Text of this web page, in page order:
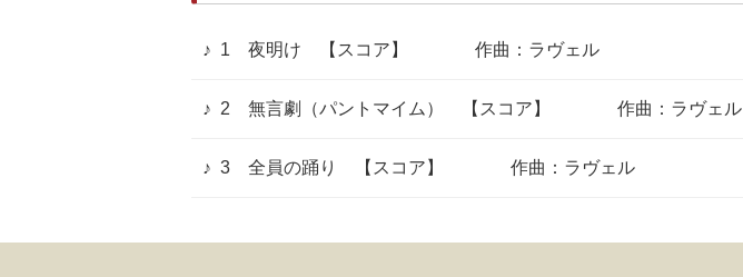
1 夜明け 【スコア】 作曲：ラヴェル
2 無言劇（パントマイム） 【スコア】 作曲：ラヴェル
3 全員の踊り 【スコア】 作曲：ラヴェル